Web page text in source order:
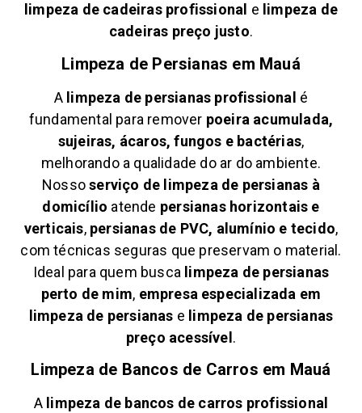
limpeza de cadeiras profissional e limpeza de
cadeiras preço justo.
Limpeza de Persianas em Mauá
A limpeza de persianas profissional é
fundamental para remover poeira acumulada,
sujeiras, ácaros, fungos e bactérias,
melhorando a qualidade do ar do ambiente.
Nossoserviço de limpeza de persianas à
domicílio atende persianas horizontais e
verticais, persianas de PVC, alumínio e tecido,
com técnicas seguras que preservam o material.
Ideal para quem busca limpeza de persianas
perto de mim, empresa especializada em
limpeza de persianas e limpeza de persianas
preço acessível.
Limpeza de Bancos de Carros em Mauá
A limpeza de bancos de carros profissional